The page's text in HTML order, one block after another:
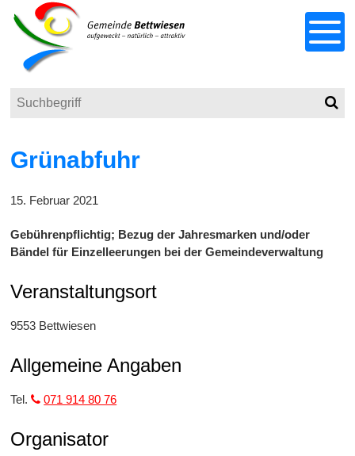
Navigieren in Bettwiesen
Schnellnavigation
Suchbegriff
Menu
Grünabfuhr
15. Februar 2021
Gebührenpflichtig; Bezug der Jahresmarken und/oder
Bändel für Einzelleerungen bei der Gemeindeverwaltung
Veranstaltungsort
9553 Bettwiesen
Allgemeine Angaben
Tel. 071 914 80 76
Organisator